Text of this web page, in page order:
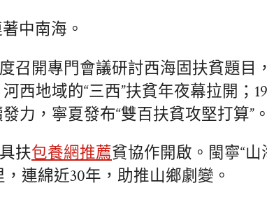
中南海。
度召開專門會議研討西海固扶貧題目
西地域的“三西”扶貧年夜幕拉開；
力，寧夏發布“雙百扶貧攻堅打算”。
扶包養網推薦貧協作開啟。閩寧“山
，連綿近30年，助推山鄉劇變。